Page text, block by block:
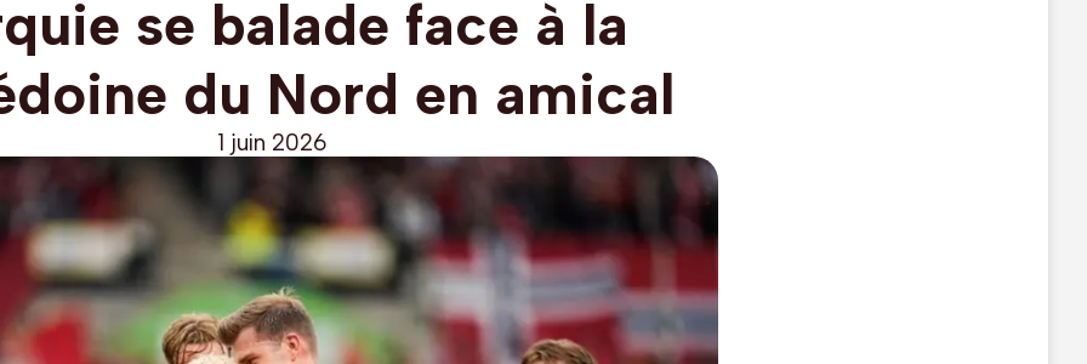
se balade face à la
du Nord en amical
1 juin 2026